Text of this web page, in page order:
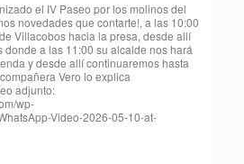
el IV Paseo por los molinos del
novedades que contarte!, a las 10:00
Villacobos hacia la presa, desde allí
donde a las 11:00 su alcalde nos hará
y desde allí continuaremos hasta
Vero lo explica
adjunto:
wp-
Video-2026-05-10-at-